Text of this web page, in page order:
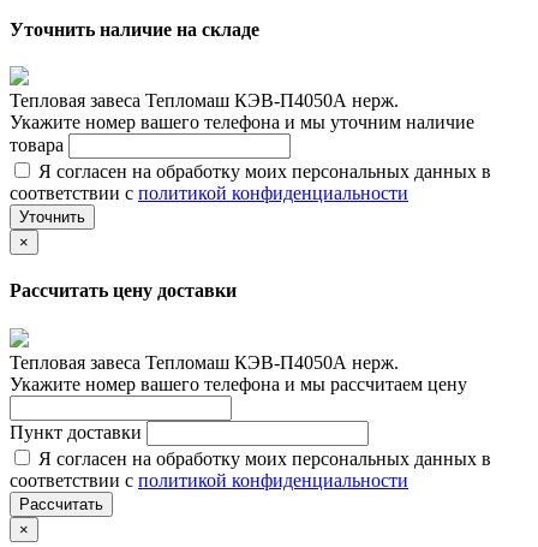
Уточнить наличие на складе
Тепловая завеса Тепломаш КЭВ-П4050А нерж.
Укажите номер вашего телефона и мы уточним наличие
товара
Я согласен на обработку моих персональных данных в
соответствии с политикой конфиденциальности
Уточнить
×
Рассчитать цену доставки
Тепловая завеса Тепломаш КЭВ-П4050А нерж.
Укажите номер вашего телефона и мы рассчитаем цену
Пункт доставки
Я согласен на обработку моих персональных данных в
соответствии с политикой конфиденциальности
Рассчитать
×